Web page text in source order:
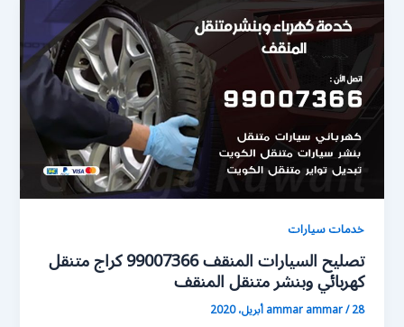
خدمات سيارات
تصليح السيارات المنقف 99007366 كراج متنقل
كهربائي وبنشر متنقل المنقف
ammar ammar/28 أبريل، 2020